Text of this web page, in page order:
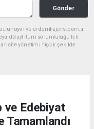
Gönder
ve erdemliajans.com.tr
dolaylı tüm sorumluluğu tek
site yönetimi hiçbir şekilde
ve Edebiyat
Tamamlandı